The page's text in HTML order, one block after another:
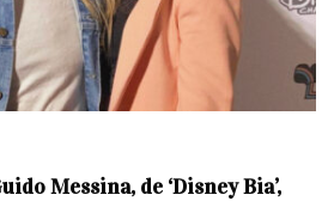
Messina, de ‘Disney Bia’,